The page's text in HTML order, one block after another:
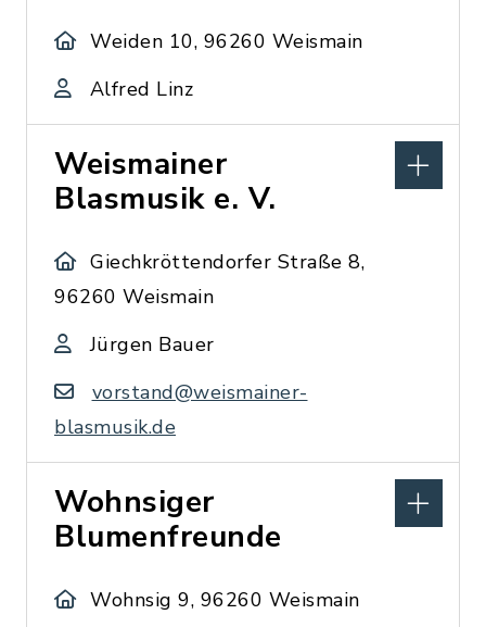
Weiden 10, 96260 Weismain
Alfred Linz
Weismainer
Blasmusik e. V.
Giechkröttendorfer Straße 8,
96260 Weismain
Jürgen Bauer
vorstand@weismainer-
blasmusik.de
Wohnsiger
Blumenfreunde
Wohnsig 9, 96260 Weismain